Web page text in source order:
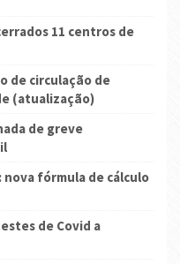
11 centros de
de circulação de
(atualização)
de greve
nova fórmula de cálculo
de Covid a